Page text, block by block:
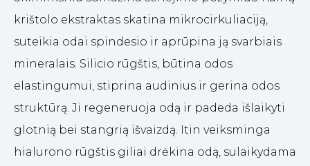
krištolo ekstraktas skatina mikrocirkuliaciją,
suteikia odai spindesio ir aprūpina ją svarbiais
mineralais. Silicio rūgštis, būtina odos
elastingumui, stiprina audinius ir gerina odos
struktūrą. Ji regeneruoja odą ir padeda išlaikyti
glotnią bei stangrią išvaizdą. Itin veiksminga
hialurono rūgštis giliai drėkina odą, sulaikydama